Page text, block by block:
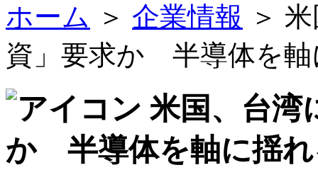
ホーム ＞ 企業情報 ＞
資」要求か 半導体を軸
米国、台湾
か 半導体を軸に揺れ